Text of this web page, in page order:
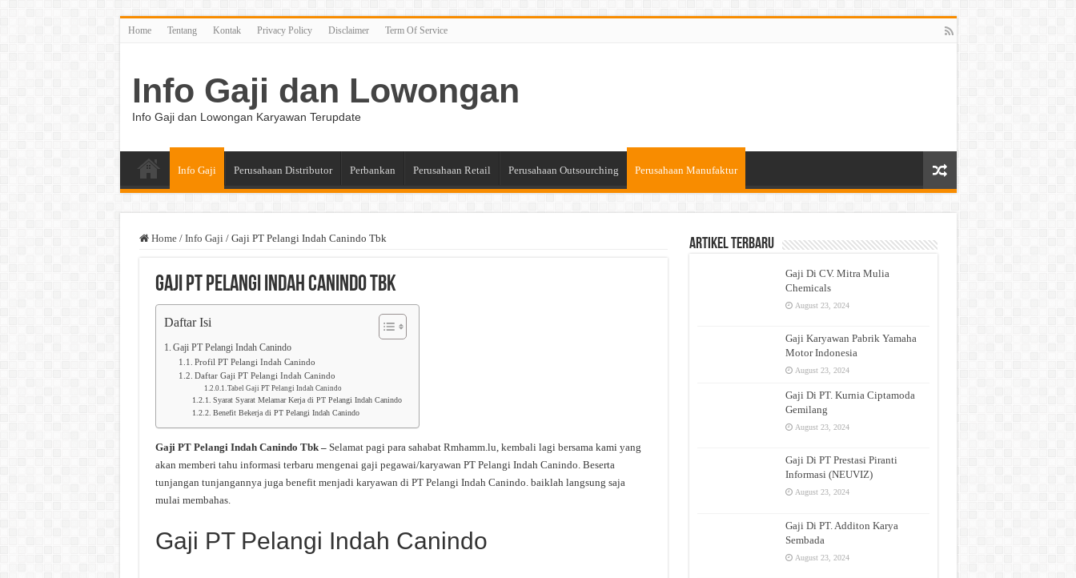
Home Tentang Kontak Privacy Policy Disclaimer Term Of Service
Info Gaji dan Lowongan
Info Gaji dan Lowongan Karyawan Terupdate
Info Gaji Perusahaan Distributor Perbankan Perusahaan Retail Perusahaan Outsourching Perusahaan Manufaktur
Home / Info Gaji / Gaji PT Pelangi Indah Canindo Tbk
Gaji PT Pelangi Indah Canindo Tbk
Daftar Isi
Gaji PT Pelangi Indah Canindo
Profil PT Pelangi Indah Canindo
Daftar Gaji PT Pelangi Indah Canindo
Tabel Gaji PT Pelangi Indah Canindo
Syarat Syarat Melamar Kerja di PT Pelangi Indah Canindo
Benefit Bekerja di PT Pelangi Indah Canindo
Gaji PT Pelangi Indah Canindo Tbk – Selamat pagi para sahabat Rmhamm.lu, kembali lagi bersama kami yang
akan memberi tahu informasi terbaru mengenai gaji pegawai/karyawan PT Pelangi Indah Canindo. Beserta
tunjangan tunjangannya juga benefit menjadi karyawan di PT Pelangi Indah Canindo. baiklah langsung saja
mulai membahas.
Gaji PT Pelangi Indah Canindo
Artikel Terbaru
Gaji Di CV. Mitra Mulia
Chemicals
August 23, 2024
Gaji Karyawan Pabrik Yamaha
Motor Indonesia
August 23, 2024
Gaji Di PT. Kurnia Ciptamoda
Gemilang
August 23, 2024
Gaji Di PT Prestasi Piranti
Informasi (NEUVIZ)
August 23, 2024
Gaji Di PT. Additon Karya
Sembada
August 23, 2024